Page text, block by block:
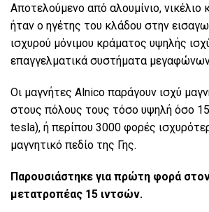
Αποτελούμενο από αλουμίνιο, νικέλιο
ήταν ο ηγέτης του κλάδου στην
ισχυρού μόνιμου κράματος υψηλής
επαγγελματικά συστήματα
Οι μαγνήτες Alnico παράγουν ισχύ
στους πόλους τους τόσο υψηλή όσο
tesla), ή περίπου 3000 φορές
μαγνητικό πεδίο της Γης.
Παρουσιάστηκε για πρώτη φορά
μετατροπέας 15 ιντσών.